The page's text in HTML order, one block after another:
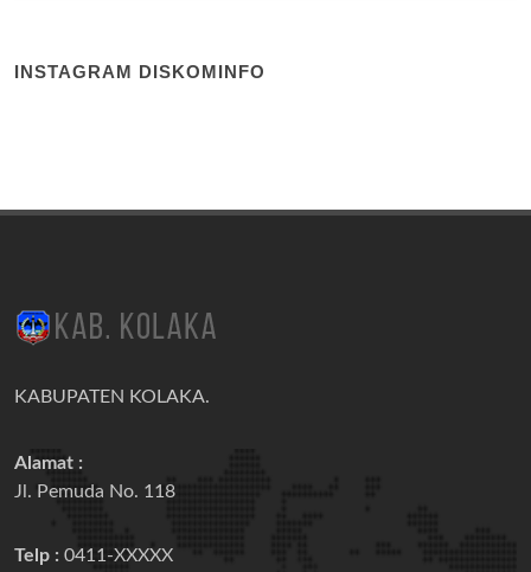
INSTAGRAM DISKOMINFO
KABUPATEN KOLAKA.
Alamat :
Jl. Pemuda No. 118
Telp : 0411-XXXXX